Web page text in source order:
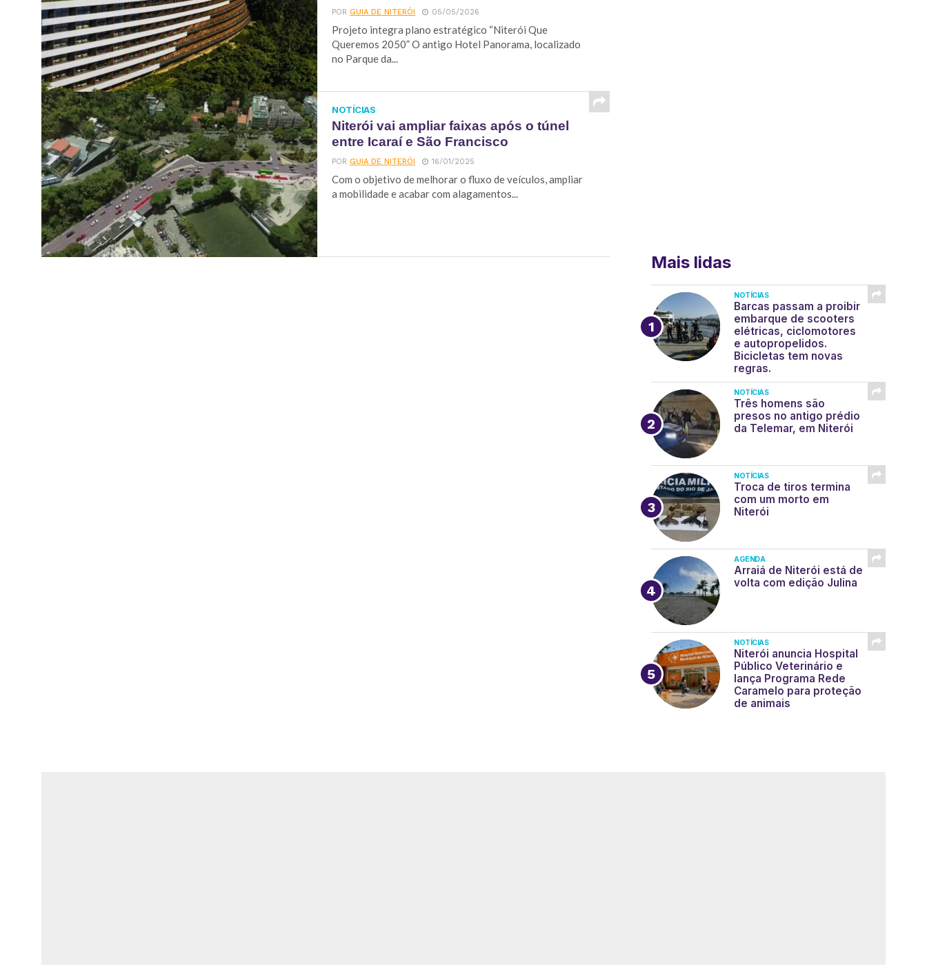
PORGUIA DE NITERÓI 05/05/2026
Projeto integra plano estratégico “Niterói Que
Queremos 2050” O antigo Hotel Panorama, localizado
no Parque da...
NOTÍCIAS
Niterói vai ampliar faixas após o túnel
entre Icaraí e São Francisco
PORGUIA DE NITERÓI 16/01/2025
Com o objetivo de melhorar o fluxo de veículos, ampliar
a mobilidade e acabar com alagamentos...
Mais lidas
NOTÍCIAS
Barcas passam a proibir
embarque de scooters
elétricas, ciclomotores
e autopropelidos.
Bicicletas tem novas
regras.
NOTÍCIAS
Três homens são
presos no antigo prédio
da Telemar, em Niterói
NOTÍCIAS
Troca de tiros termina
com um morto em
Niterói
AGENDA
Arraiá de Niterói está de
volta com edição Julina
NOTÍCIAS
Niterói anuncia Hospital
Público Veterinário e
lança Programa Rede
Caramelo para proteção
de animais